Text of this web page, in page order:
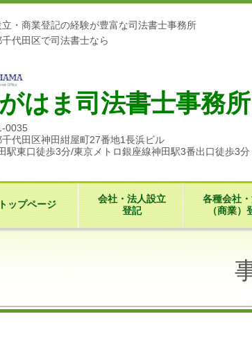
・商業登記の経験が豊富な司法書士事務所
代田区で司法書士なら
はま司法書士事務所
0035
代田区神田紺屋町27番地1長浜ビル
駅東口徒歩3分/東京メトロ銀座線神田駅3番出口徒歩3分
トップページ
会社・法人設立
登記
各種会社
（商業）